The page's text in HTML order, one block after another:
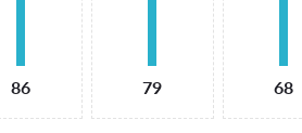
86 79 68